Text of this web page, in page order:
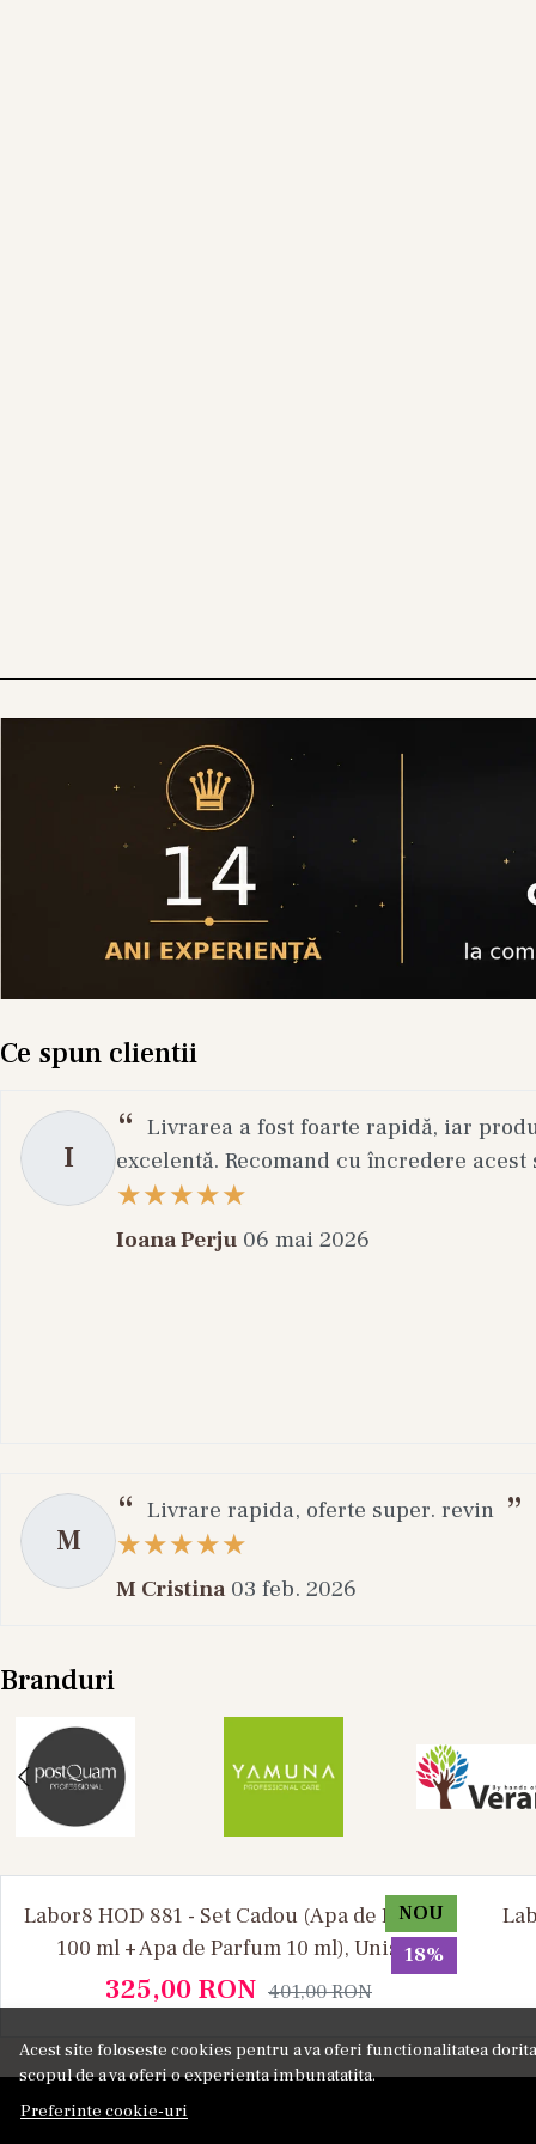
Acest site foloseste cookies pentru a va oferi functionalitatea
scopul de a va oferi o experienta imbunatatita.
Preferinte cookie-uri
Ce spun clientii
I
Livrarea a fost foarte rapidă, iar
excelentă. Recomand cu încredere
Ioana Perju 06 mai 2026
M
Livrare rapida, oferte super. revin
M Cristina 03 feb. 2026
Branduri
NOU
18%
Labor8 HOD 881 - Set Cadou (Apa de Parfum
100 ml + Apa de Parfum 10 ml), Unisex
325,00 RON 401,00RON